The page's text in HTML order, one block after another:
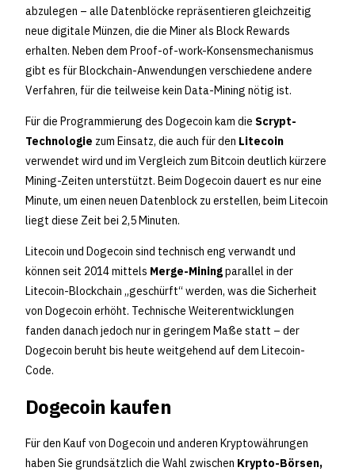
abzulegen – alle Datenblöcke repräsentieren gleichzeitig
neue digitale Münzen, die die Miner als Block Rewards
erhalten. Neben dem Proof-of-work-Konsensmechanismus
gibt es für Blockchain-Anwendungen verschiedene andere
Verfahren, für die teilweise kein Data-Mining nötig ist.
Für die Programmierung des Dogecoin kam die Scrypt-
Technologie zum Einsatz, die auch für den Litecoin
verwendet wird und im Vergleich zum Bitcoin deutlich kürzere
Mining-Zeiten unterstützt. Beim Dogecoin dauert es nur eine
Minute, um einen neuen Datenblock zu erstellen, beim Litecoin
liegt diese Zeit bei 2,5 Minuten.
Litecoin und Dogecoin sind technisch eng verwandt und
können seit 2014 mittels Merge-Miningparallel in der
Litecoin-Blockchain „geschürft“ werden, was die Sicherheit
von Dogecoin erhöht. Technische Weiterentwicklungen
fanden danach jedoch nur in geringem Maße statt – der
Dogecoin beruht bis heute weitgehend auf dem Litecoin-
Code.
Dogecoin kaufen
Für den Kauf von Dogecoin und anderen Kryptowährungen
haben Sie grundsätzlich die Wahl zwischen Krypto-Börsen,